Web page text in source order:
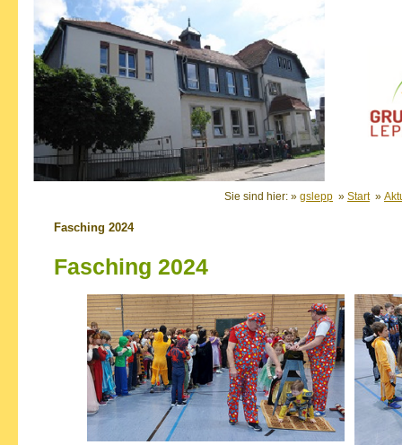
Sie sind hier: » gslepp » Start»
Fasching 2024
Fasching 2024